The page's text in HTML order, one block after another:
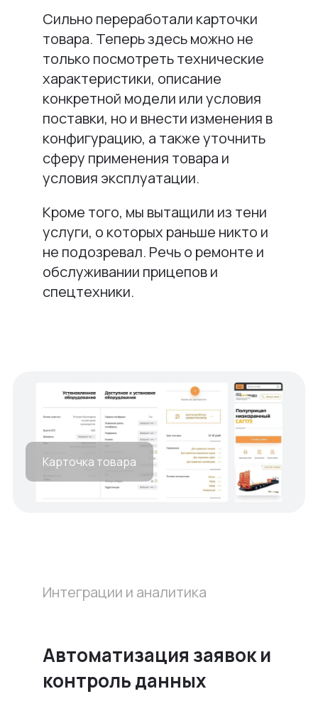
Сильно переработали карточки
товара. Теперь здесь можно не
только посмотреть технические
характеристики, описание
конкретной модели или условия
поставки, но и внести изменения в
конфигурацию, а также уточнить
сферу применения товара и
условия эксплуатации.
Кроме того, мы вытащили из тени
услуги, о которых раньше никто и
не подозревал. Речь о ремонте и
обслуживании прицепов и
спецтехники.
Карточка товара
Интеграции и аналитика
Автоматизация заявок и
контроль данных